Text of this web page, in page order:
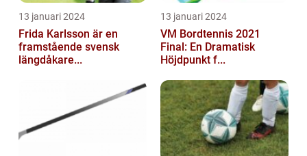
13 januari 2024
Frida Karlsson är en
framstående svensk
längdåkare...
13 januari 2024
VM Bordtennis 2021
Final: En Dramatisk
Höjdpunkt f...